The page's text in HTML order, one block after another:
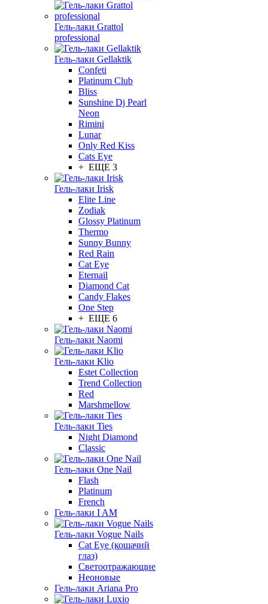
Гель-лаки Grattol
professional
Гель-лаки Gellaktik
Confeti
Platinum Club
Bliss
Sunshine Dj Pearl
Neon
Rimini
Lunar
Only Red Kiss
Cats Eye
+ ЕЩЕ 3
Гель-лаки Irisk
Elite Line
Zodiak
Glossy Platinum
Thermo
Sunny Bunny
Red Rain
Cat Eye
Eternail
Diamond Cat
Candy Flakes
One Step
+ ЕЩЕ 6
Гель-лаки Naomi
Гель-лаки Klio
Estet Collection
Trend Collection
Red
Marshmellow
Гель-лаки Ties
Night Diamond
Classic
Гель-лаки One Nail
Flash
Platinum
French
Гель-лаки I AM
Гель-лаки Vogue Nails
Cat Eye (кошачий
глаз)
Светоотражающие
Неоновые
Гель-лаки Ariana Pro